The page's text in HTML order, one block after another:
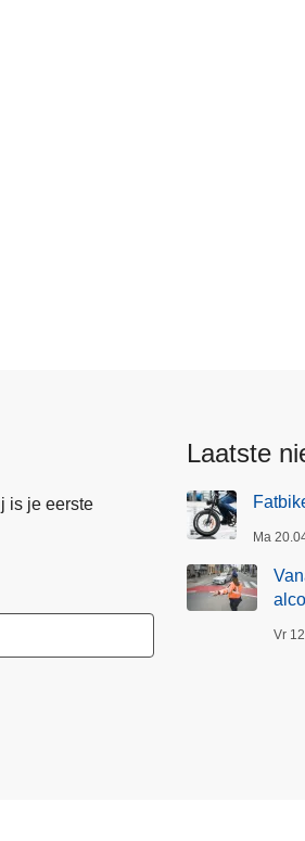
is je eerste
Laatste
Ma
Vr